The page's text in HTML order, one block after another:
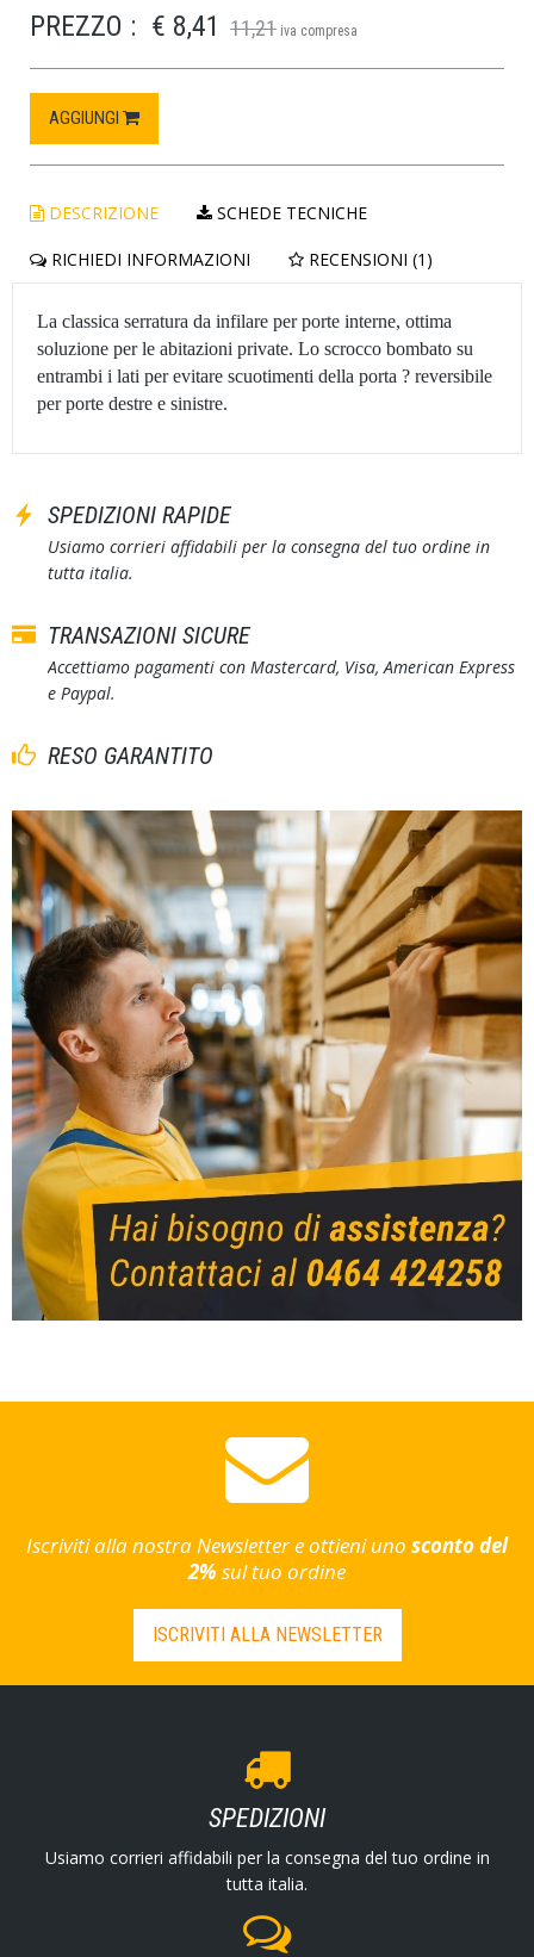
PREZZO : € 8,41 11,21 iva compresa
AGGIUNGI
DESCRIZIONE SCHEDE TECNICHE
RICHIEDI INFORMAZIONI RECENSIONI (1)
La classica serratura da infilare per porte interne, ottima
soluzione per le abitazioni private. Lo scrocco bombato su
entrambi i lati per evitare scuotimenti della porta ? reversibile
per porte destre e sinistre.
SPEDIZIONI RAPIDE
Usiamo corrieri affidabili per la consegna del tuo ordine in
tutta italia.
TRANSAZIONI SICURE
Accettiamo pagamenti con Mastercard, Visa, American Express
e Paypal.
RESO GARANTITO
Iscriviti alla nostra Newsletter e ottieni uno sconto del
2% sul tuo ordine
ISCRIVITI ALLA NEWSLETTER
SPEDIZIONI
Usiamo corrieri affidabili per la consegna del tuo ordine in
tutta italia.